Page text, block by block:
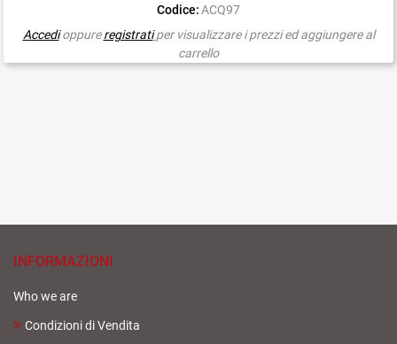
Codice: ACQ97
Accedioppureregistrati per visualizzare i prezzi ed aggiungere al
carrello
INFORMAZIONI
Who we are
Condizioni di Vendita